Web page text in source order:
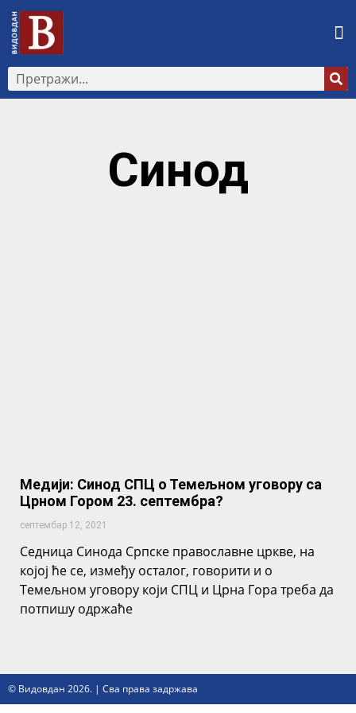
Синод
Медији: Синод СПЦ о Темељном уговору са
Црном Гором 23. септембра?
септембар 12, 2021
Седница Синода Српске православне цркве, на
којој ће се, између осталог, говорити и о
Темељном уговору који СПЦ и Црна Гора треба да
потпишу одржаће
© Видовдан 2026. | Сва права задржава